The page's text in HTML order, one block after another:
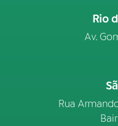
Rio
Av.
Rua